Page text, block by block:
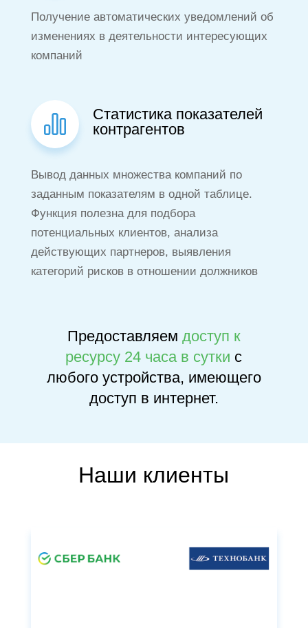
Получение автоматических уведомлений об
изменениях в деятельности интересующих
компаний
Статистика показателей
контрагентов
Вывод данных множества компаний по
заданным показателям в одной таблице.
Функция полезна для подбора
потенциальных клиентов, анализа
действующих партнеров, выявления
категорий рисков в отношении должников
Предоставляем доступ к
ресурсу 24 часа в сутки с
любого устройства, имеющего
доступ в интернет.
Наши клиенты